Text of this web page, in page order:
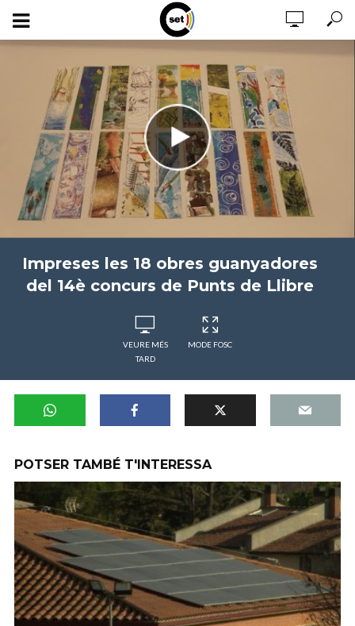
Impreses les 18 obres guanyadores
del 14è concurs de Punts de Llibre
VEURE MÉS
TARD
MODE FOSC
POTSER TAMBÉ T'INTERESSA